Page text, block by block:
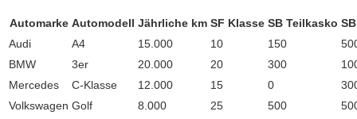
Automarke Automodell Jährliche km SF Klasse SB Teilkasko
Audi
A4 15.000 10 150
BMW
3er 20.000 20 300
Mercedes
C-Klasse 12.000 15 0
Volkswagen Golf 8.000 25 500